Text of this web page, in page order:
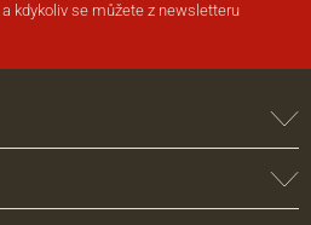
a kdykoliv se můžete z newsletteru